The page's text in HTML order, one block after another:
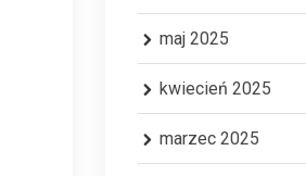
maj 2025
kwiecień 2025
marzec 2025